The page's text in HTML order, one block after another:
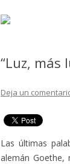
“Luz, más
Deja un
Las últimas
alemán